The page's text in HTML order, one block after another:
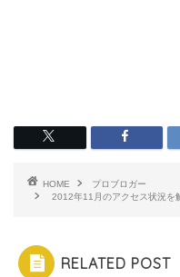
HOME
プロブロガー
2012年11月のアクセス状況を
RELATED POST